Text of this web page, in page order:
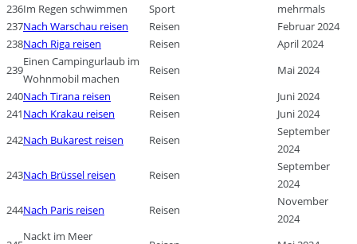
236Im Regen schwimmen Sport
mehrmals
237Nach Warschau reisen Reisen
Februar 2024
238Nach Riga reisen Reisen
April 2024
239
Einen Campingurlaub im
Wohnmobil machen
Reisen
Mai 2024
240Nach Tirana reisen Reisen
Juni 2024
241Nach Krakau reisen Reisen
Juni 2024
242Nach Bukarest reisen Reisen
September
2024
243Nach Brüssel reisen Reisen
September
2024
244Nach Paris reisen Reisen
November
2024
Nackt im Meer